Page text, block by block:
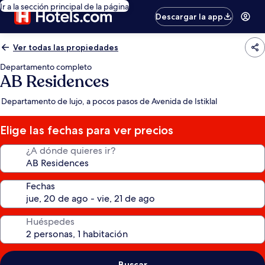
Ir a la sección principal de la página
Descargar la app
Ver todas las propiedades
Departamento completo
AB Residences
Departamento de lujo, a pocos pasos de Avenida de Istiklal
Elige las fechas para ver precios
¿A dónde quieres ir?
Fechas
Huéspedes